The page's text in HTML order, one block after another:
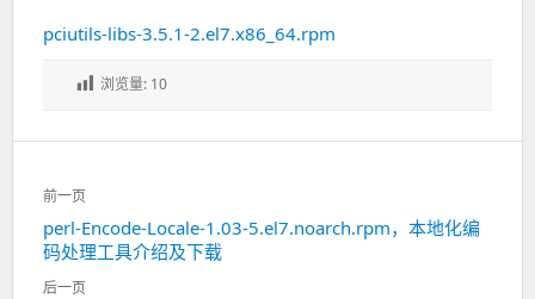
pciutils-libs-3.5.1-2.el7.x86_64.rpm
浏览量: 10
文
章
导
航
前一页
上
一
篇：
perl-Encode-Locale-1.03-5.el7.noarch.rpm，本地化编
码处理工具介绍及下载
后一页